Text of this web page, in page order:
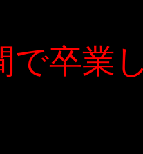
卒業